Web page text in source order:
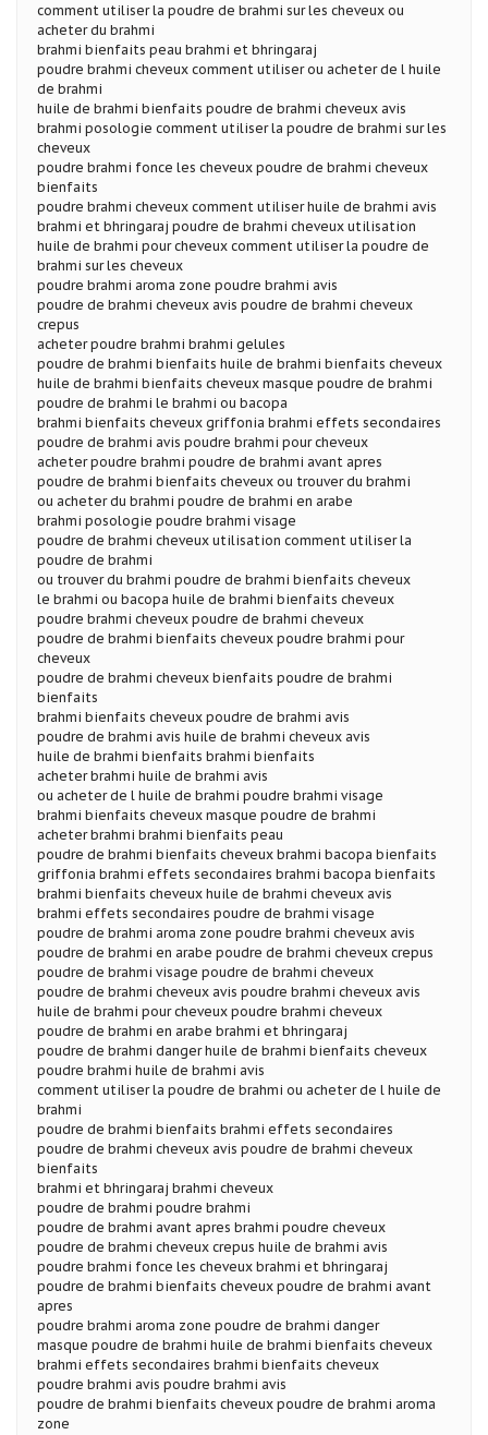
comment utiliser la poudre de brahmi sur les cheveux ou
acheter du brahmi
brahmi bienfaits peau brahmi et bhringaraj
poudre brahmi cheveux comment utiliser ou acheter de l huile
de brahmi
huile de brahmi bienfaits poudre de brahmi cheveux avis
brahmi posologie comment utiliser la poudre de brahmi sur les
cheveux
poudre brahmi fonce les cheveux poudre de brahmi cheveux
bienfaits
poudre brahmi cheveux comment utiliser huile de brahmi avis
brahmi et bhringaraj poudre de brahmi cheveux utilisation
huile de brahmi pour cheveux comment utiliser la poudre de
brahmi sur les cheveux
poudre brahmi aroma zone poudre brahmi avis
poudre de brahmi cheveux avis poudre de brahmi cheveux
crepus
acheter poudre brahmi brahmi gelules
poudre de brahmi bienfaits huile de brahmi bienfaits cheveux
huile de brahmi bienfaits cheveux masque poudre de brahmi
poudre de brahmi le brahmi ou bacopa
brahmi bienfaits cheveux griffonia brahmi effets secondaires
poudre de brahmi avis poudre brahmi pour cheveux
acheter poudre brahmi poudre de brahmi avant apres
poudre de brahmi bienfaits cheveux ou trouver du brahmi
ou acheter du brahmi poudre de brahmi en arabe
brahmi posologie poudre brahmi visage
poudre de brahmi cheveux utilisation comment utiliser la
poudre de brahmi
ou trouver du brahmi poudre de brahmi bienfaits cheveux
le brahmi ou bacopa huile de brahmi bienfaits cheveux
poudre brahmi cheveux poudre de brahmi cheveux
poudre de brahmi bienfaits cheveux poudre brahmi pour
cheveux
poudre de brahmi cheveux bienfaits poudre de brahmi
bienfaits
brahmi bienfaits cheveux poudre de brahmi avis
poudre de brahmi avis huile de brahmi cheveux avis
huile de brahmi bienfaits brahmi bienfaits
acheter brahmi huile de brahmi avis
ou acheter de l huile de brahmi poudre brahmi visage
brahmi bienfaits cheveux masque poudre de brahmi
acheter brahmi brahmi bienfaits peau
poudre de brahmi bienfaits cheveux brahmi bacopa bienfaits
griffonia brahmi effets secondaires brahmi bacopa bienfaits
brahmi bienfaits cheveux huile de brahmi cheveux avis
brahmi effets secondaires poudre de brahmi visage
poudre de brahmi aroma zone poudre brahmi cheveux avis
poudre de brahmi en arabe poudre de brahmi cheveux crepus
poudre de brahmi visage poudre de brahmi cheveux
poudre de brahmi cheveux avis poudre brahmi cheveux avis
huile de brahmi pour cheveux poudre brahmi cheveux
poudre de brahmi en arabe brahmi et bhringaraj
poudre de brahmi danger huile de brahmi bienfaits cheveux
poudre brahmi huile de brahmi avis
comment utiliser la poudre de brahmi ou acheter de l huile de
brahmi
poudre de brahmi bienfaits brahmi effets secondaires
poudre de brahmi cheveux avis poudre de brahmi cheveux
bienfaits
brahmi et bhringaraj brahmi cheveux
poudre de brahmi poudre brahmi
poudre de brahmi avant apres brahmi poudre cheveux
poudre de brahmi cheveux crepus huile de brahmi avis
poudre brahmi fonce les cheveux brahmi et bhringaraj
poudre de brahmi bienfaits cheveux poudre de brahmi avant
apres
poudre brahmi aroma zone poudre de brahmi danger
masque poudre de brahmi huile de brahmi bienfaits cheveux
brahmi effets secondaires brahmi bienfaits cheveux
poudre brahmi avis poudre brahmi avis
poudre de brahmi bienfaits cheveux poudre de brahmi aroma
zone